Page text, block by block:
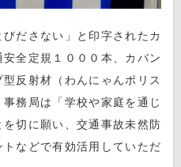
ださない」と印字されたカ
全定規１０００本、カバン
反射材（わんにゃんポリス
務局は「学校や家庭を通じ
切に願い、交通事故未然防
などで有効活用していただ